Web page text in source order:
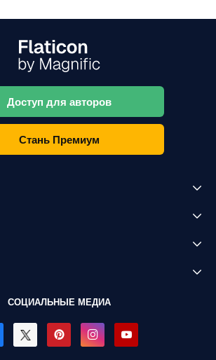
Доступ для авторов
Стань Премиум
СОЦИАЛЬНЫЕ МЕДИА